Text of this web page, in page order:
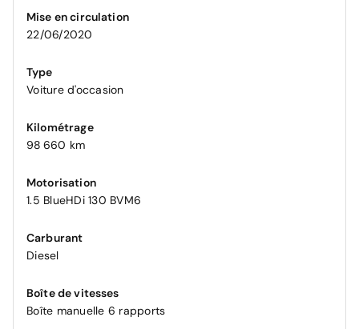
Mise en circulation
22/06/2020
Type
Voiture d'occasion
Kilométrage
98 660 km
Motorisation
1.5 BlueHDi 130 BVM6
Carburant
Diesel
Boîte de vitesses
Boîte manuelle 6 rapports